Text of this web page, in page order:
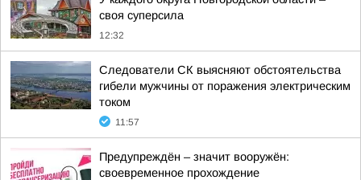
своя суперсила
12:32
Следователи СК выясняют обстоятельства
гибели мужчины от поражения электрическим
током
11:57
Предупреждён – значит вооружён:
своевременное прохождение